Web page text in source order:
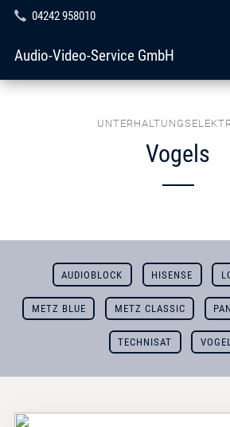
04242 958010
Audio-Video-Service GmbH
Vogels
AUDIOBLOCK HISENSE
METZ BLUE METZ CLASSIC
TECHNISAT